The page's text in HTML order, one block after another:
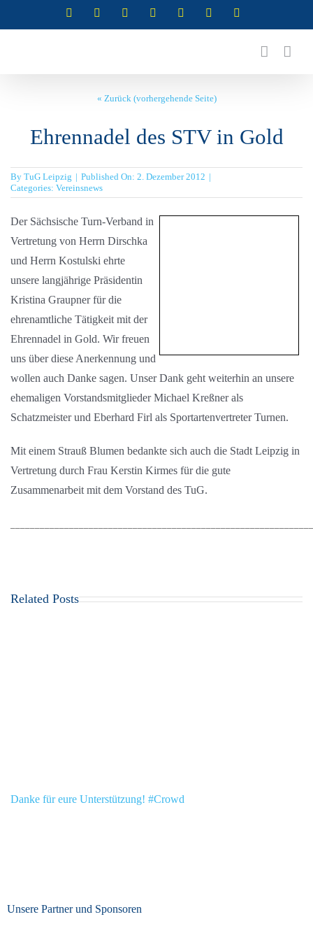
Inhalt
InstagramInstagramInstagramInstagramFacebook
« Zurück (vorhergehende Seite)
Ehrennadel des STV in Gold
By TuG Leipzig | Published On: 2. Dezember 2012 |
Categories: Vereinsnews
Der Sächsische Turn-Verband in
Vertretung von Herrn Dirschka
und Herrn Kostulski ehrte
unsere langjährige Präsidentin
Kristina Graupner für die
ehrenamtliche Tätigkeit mit der
Ehrennadel in Gold. Wir freuen
uns über diese Anerkennung und
wollen auch Danke sagen. Unser Dank geht weiterhin an unsere
ehemaligen Vorstandsmitglieder Michael Kreßner als
Schatzmeister und Eberhard Firl als Sportartenvertreter Turnen.
Mit einem Strauß Blumen bedankte sich auch die Stadt Leipzig in
Vertretung durch Frau Kerstin Kirmes für die gute
Zusammenarbeit mit dem Vorstand des TuG.
Related Posts
Danke für eure Unterstützung! #Crowd
Unsere Partner und Sponsoren